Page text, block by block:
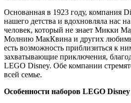
Основанная в 1923 году, компания
нашего детства и вдохновляла нас
человек, который не знает Микки
Молнию МакКвина и других
есть возможность приблизиться к
захватывающие приключения,
LEGO Disney. Обе компании
всей семье.
Особенности наборов LEGO Disney